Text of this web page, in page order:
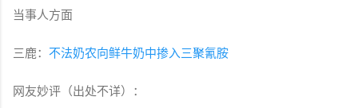
当事人方面
三鹿： 不法奶农向鲜牛奶中掺入三聚氰胺
网友妙评（出处不详）：